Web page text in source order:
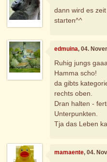
dann wird es
starten^^
edmuina, 04.
Ruhig jungs
Hamma scho!
da gibts
rechts oben.
Dran halten -
Unterpunkten.
Tja das Leben
mamaente, 04.